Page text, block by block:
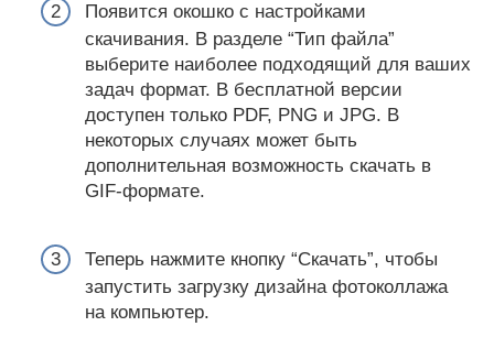
Появится окошко с настройками
скачивания. В разделе “Тип файла”
выберите наиболее подходящий для ваших
задач формат. В бесплатной версии
доступен только PDF, PNG и JPG. В
некоторых случаях может быть
дополнительная возможность скачать в
GIF-формате.
Теперь нажмите кнопку “Скачать”, чтобы
запустить загрузку дизайна фотоколлажа
на компьютер.